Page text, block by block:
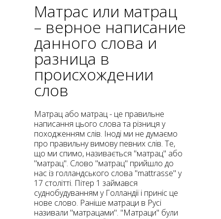
Матрас или матрац
– верное написание
данного слова и
разница в
происхождении
слов
Матрац або матрац - це правильне
написання цього слова та різниця у
походженням слів. Іноді ми не думаємо
про правильну вимову певних слів. Те,
що ми спимо, називається "матрац" або
"матрац". Слово "матрац" прийшло до
нас із голландського слова "mattrasse" у
17 столітті. Пітер 1 займався
суднобудуванням у Голландії і приніс це
нове слово. Раніше матраци в Русі
називали "матрацами". "Матраци" були